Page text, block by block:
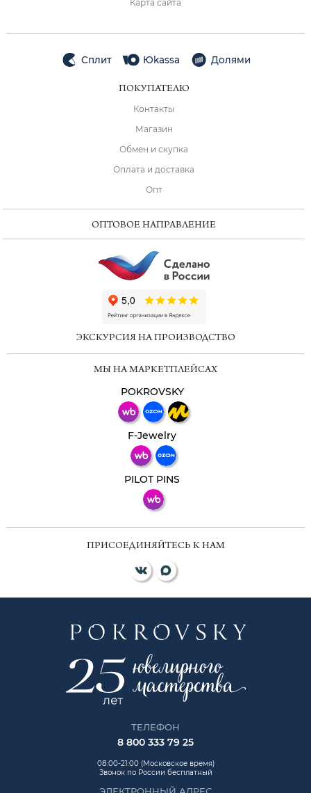
Карта сайта
Сплит Юkassa Долями
ПОКУПАТЕЛЮ
Контакты
Магазин
Обмен и скупка
Оплата и доставка
Опт
ОПТОВОЕ НАПРАВЛЕНИЕ
ЭКСКУРСИЯ НА ПРОИЗВОДСТВО
МЫ НА МАРКЕТПЛЕЙСАХ
POKROVSKY
F-Jewelry
PILOT PINS
ПРИСОЕДИНЯЙТЕСЬ К НАМ
ТЕЛЕФОН
8 800 333 79 25
08:00-21:00 (Московское время)
Звонок по России бесплатный
ЭЛЕКТРОННЫЙ АДРЕС